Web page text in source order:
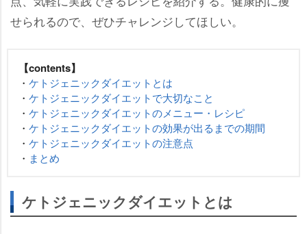
せられるので、ぜひチャレンジしてほしい。
【contents】
・ ケトジェニックダイエットとは
・ ケトジェニックダイエットで大切なこと
・ ケトジェニックダイエットのメニュー・レシピ
・ ケトジェニックダイエットの効果が出るまでの期間
・ ケトジェニックダイエットの注意点
・ まとめ
ケトジェニックダイエットとは